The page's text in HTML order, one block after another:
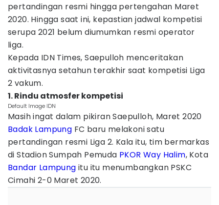
pertandingan resmi hingga pertengahan Maret
2020. Hingga saat ini, kepastian jadwal kompetisi
serupa 2021 belum diumumkan resmi operator
liga.
Kepada IDN Times, Saepulloh menceritakan
aktivitasnya setahun terakhir saat kompetisi Liga
2 vakum.
1. Rindu atmosfer kompetisi
Default Image IDN
Masih ingat dalam pikiran Saepulloh, Maret 2020
Badak Lampung FC baru melakoni satu
pertandingan resmi Liga 2. Kala itu, tim bermarkas
di Stadion Sumpah Pemuda PKOR Way Halim, Kota
Bandar Lampung itu itu menumbangkan PSKC
Cimahi 2-0 Maret 2020.